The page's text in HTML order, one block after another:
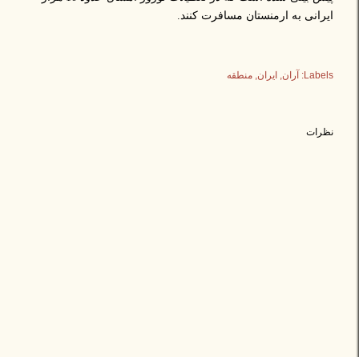
ایرانی به ارمنستان مسافرت کنند.
Labels: آران ایران منطقه
نظرات